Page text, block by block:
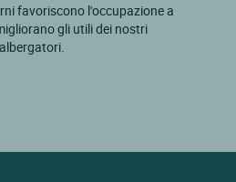
favoriscono l'occupazione a
gli utili dei nostri
albergatori.